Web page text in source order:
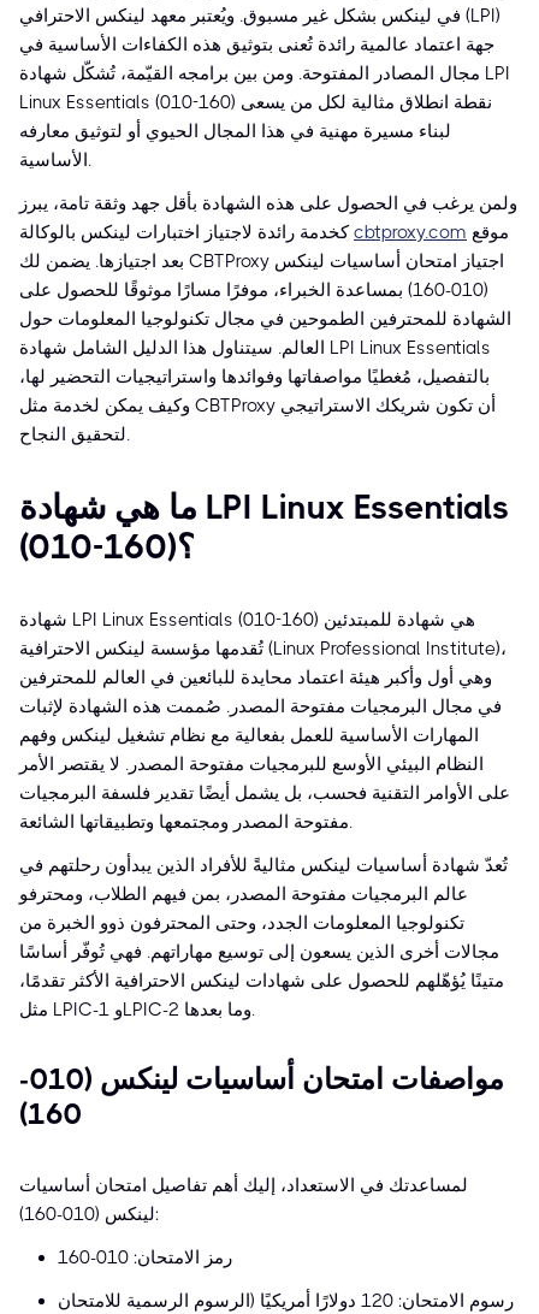
في لينكس بشكل غير مسبوق. ويُعتبر معهد لينكس الاحترافي (LPI)
جهة اعتماد عالمية رائدة تُعنى بتوثيق هذه الكفاءات الأساسية في
مجال المصادر المفتوحة. ومن بين برامجه القيّمة، تُشكّل شهادة LPI
Linux Essentials (010-160) نقطة انطلاق مثالية لكل من يسعى
لبناء مسيرة مهنية في هذا المجال الحيوي أو لتوثيق معارفه
الأساسية.
ولمن يرغب في الحصول على هذه الشهادة بأقل جهد وثقة تامة، يبرز
موقع cbtproxy.comكخدمة رائدة لاجتياز اختبارات لينكس بالوكالة
بعد اجتيازها. يضمن لك CBTProxy اجتياز امتحان أساسيات لينكس
(010-160) بمساعدة الخبراء، موفرًا مسارًا موثوقًا للحصول على
الشهادة للمحترفين الطموحين في مجال تكنولوجيا المعلومات حول
العالم. سيتناول هذا الدليل الشامل شهادة LPI Linux Essentials
بالتفصيل، مُغطيًا مواصفاتها وفوائدها واستراتيجيات التحضير لها،
وكيف يمكن لخدمة مثل CBTProxy أن تكون شريكك الاستراتيجي
لتحقيق النجاح.
ما هي شهادة LPI Linux Essentials
(010-160)؟
شهادة LPI Linux Essentials (010-160) هي شهادة للمبتدئين
تُقدمها مؤسسة لينكس الاحترافية (Linux Professional Institute)،
وهي أول وأكبر هيئة اعتماد محايدة للبائعين في العالم للمحترفين
في مجال البرمجيات مفتوحة المصدر. صُممت هذه الشهادة لإثبات
المهارات الأساسية للعمل بفعالية مع نظام تشغيل لينكس وفهم
النظام البيئي الأوسع للبرمجيات مفتوحة المصدر. لا يقتصر الأمر
على الأوامر التقنية فحسب، بل يشمل أيضًا تقدير فلسفة البرمجيات
مفتوحة المصدر ومجتمعها وتطبيقاتها الشائعة.
تُعدّ شهادة أساسيات لينكس مثاليةً للأفراد الذين يبدأون رحلتهم في
عالم البرمجيات مفتوحة المصدر، بمن فيهم الطلاب، ومحترفو
تكنولوجيا المعلومات الجدد، وحتى المحترفون ذوو الخبرة من
مجالات أخرى الذين يسعون إلى توسيع مهاراتهم. فهي تُوفّر أساسًا
متينًا يُؤهّلهم للحصول على شهادات لينكس الاحترافية الأكثر تقدمًا،
مثل LPIC-1 وLPIC-2 وما بعدها.
مواصفات امتحان أساسيات لينكس (010-
160)
لمساعدتك في الاستعداد، إليك أهم تفاصيل امتحان أساسيات
لينكس (010-160):
رمز الامتحان: 010-160
رسوم الامتحان: 120 دولارًا أمريكيًا (الرسوم الرسمية للامتحان